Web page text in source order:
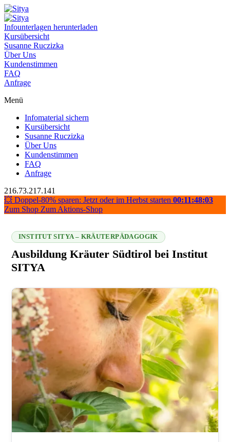
Infounterlagen herunterladen
Kursübersicht
Susanne Ruczizka
Über Uns
Kundenstimmen
FAQ
Anfrage
Menü
Infomaterial sichern
Kursübersicht
Susanne Ruczizka
Über Uns
Kundenstimmen
FAQ
Anfrage
216.73.217.141
💥 Doppel-80% sparen: Jetzt oder im Herbst starten 00:11:48:02
Zum Shop Zum Aktions-Shop
INSTITUT SITYA – KRÄUTERPÄDAGOGIK
Ausbildung Kräuter Südtirol bei Institut
SITYA
216.73.217.141 2026-08-09 12:10:50